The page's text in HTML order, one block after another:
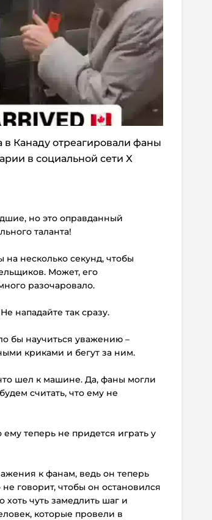
Канаду отреагировали фаны
в социальной сети X
но это оправданный
таланта!
несколько секунд, чтобы
Может, его
разочаровало.
нападайте так сразу.
бы научиться уважению –
криками и бегут за ним.
шел к машине. Да, фаны могли
считать, что ему не
теперь не придется играть у
к фанам, ведь он теперь
говорит, чтобы он остановился
чуть замедлить шаг и
которые провели в